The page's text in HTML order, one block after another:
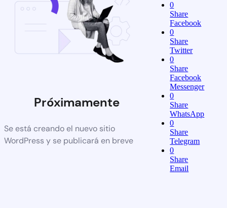
Próximamente
Se está creando el nuevo sitio
WordPress y se publicará en breve
0
Share
Facebook
0
Share
Twitter
0
Share
Facebook
Messenger
0
Share
WhatsApp
0
Share
Telegram
0
Share
Email